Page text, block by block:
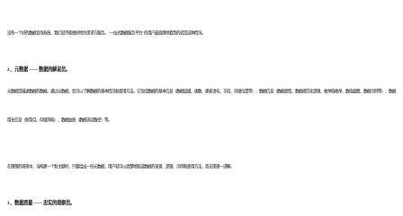
没有一个好的数据查询系统，我们就不能很好地为需求方服务。“一站式数据服务平台”的用户最直观地看到的就是这种情况。
2、元数据 —— 数据的解说员。
元数据是描述数据的数据。通过元数据，您可以了解数据的基本情况和使用方法。它包括数据的基本信息（数据层级、函数、建表语句、字段、存储位置等）、数据信息（数据类型、数据规范化逻辑、枚举值枚举、数值盒图、数据示例等）、数据
增长信息（新条目、存储消耗）、数据血统（数据流动路径）等。
在理想的场景中，当构建一个新主题时，只要给出一份元数据，用户就可以清楚地知道数据的来源、逻辑、示例和使用方法，而无需逐一讲解。
3、数据质量 —— 忠实的观察员。